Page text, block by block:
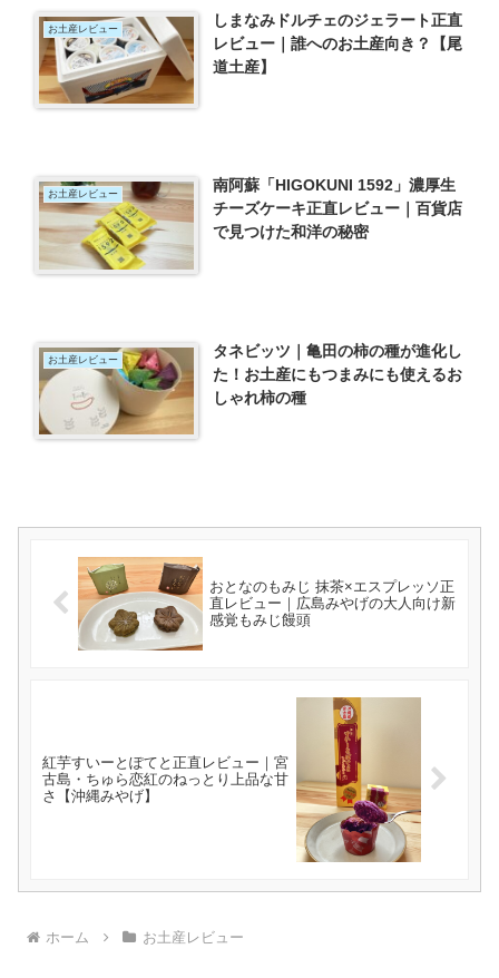
お土産レビュー
しまなみドルチェのジェラート正直
レビュー｜誰へのお土産向き？【尾
道土産】
お土産レビュー
南阿蘇「HIGOKUNI 1592」濃厚生
チーズケーキ正直レビュー｜百貨店
で見つけた和洋の秘密
お土産レビュー
タネビッツ｜亀田の柿の種が進化し
た！お土産にもつまみにも使えるお
しゃれ柿の種
おとなのもみじ 抹茶×エスプレッソ正
直レビュー｜広島みやげの大人向け新
感覚もみじ饅頭
紅芋すいーとぽてと正直レビュー｜宮
古島・ちゅら恋紅のねっとり上品な甘
さ【沖縄みやげ】
ホーム お土産レビュー